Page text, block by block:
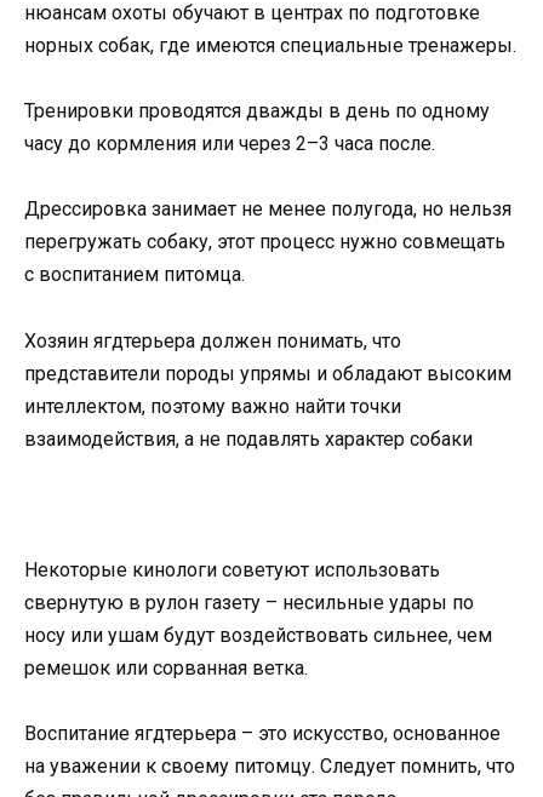
нюансам охоты обучают в центрах по подготовке
норных собак, где имеются специальные тренажеры.
Тренировки проводятся дважды в день по одному
часу до кормления или через 2–3 часа после.
Дрессировка занимает не менее полугода, но нельзя
перегружать собаку, этот процесс нужно совмещать
с воспитанием питомца.
Хозяин ягдтерьера должен понимать, что
представители породы упрямы и обладают высоким
интеллектом, поэтому важно найти точки
взаимодействия, а не подавлять характер собаки
Некоторые кинологи советуют использовать
свернутую в рулон газету – несильные удары по
носу или ушам будут воздействовать сильнее, чем
ремешок или сорванная ветка.
Воспитание ягдтерьера – это искусство, основанное
на уважении к своему питомцу. Следует помнить, что